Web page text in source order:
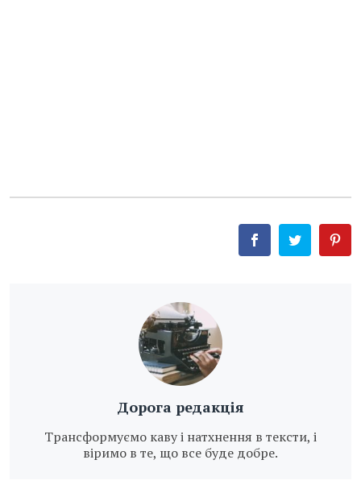
Дорога редакція
Трансформуємо каву і натхнення в тексти, і
віримо в те, що все буде добре.